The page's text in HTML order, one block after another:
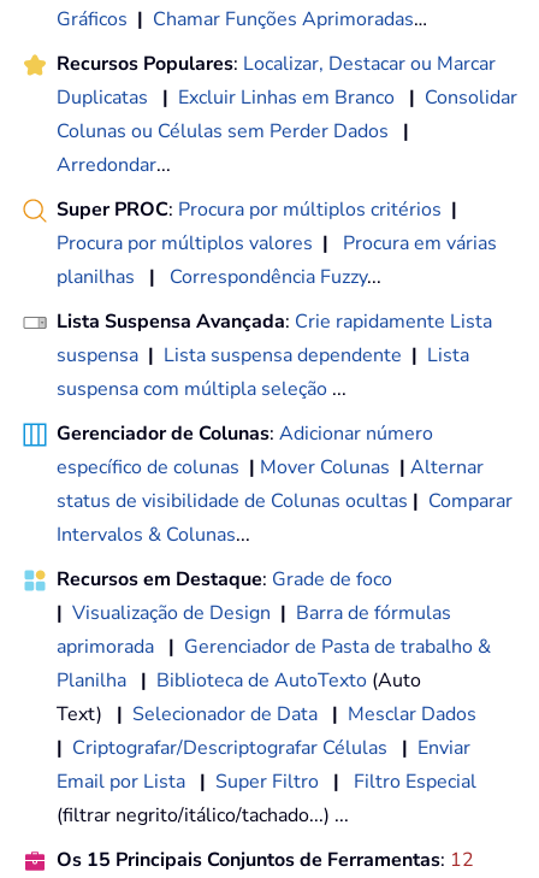
Gráficos | Chamar Funções Aprimoradas…
Recursos Populares: Localizar, Destacar ou Marcar
Duplicatas
| Excluir Linhas em Branco | Consolidar
Colunas ou Células sem Perder Dados
|
Arredondar...
Super PROC: Procura por múltiplos critérios |
Procura por múltiplos valores |
Procura em várias
planilhas
| Correspondência Fuzzy...
Lista Suspensa Avançada: Crie rapidamente Lista
suspensa | Lista suspensa dependente | Lista
suspensa com múltipla seleção ...
Gerenciador de Colunas: Adicionar número
específico de colunas | Mover Colunas | Alternar
status de visibilidade de Colunas ocultas | Comparar
Intervalos & Colunas...
Recursos em Destaque: Grade de foco
| Visualização de Design | Barra de fórmulas
aprimorada | Gerenciador de Pasta de trabalho &
Planilha | Biblioteca de AutoTexto (Auto
Text) | Selecionador de Data | Mesclar Dados
| Criptografar/Descriptografar Células | Enviar
Email por Lista | Super Filtro |
Filtro Especial
(filtrar negrito/itálico/tachado...) ...
Os 15 Principais Conjuntos de Ferramentas: 12